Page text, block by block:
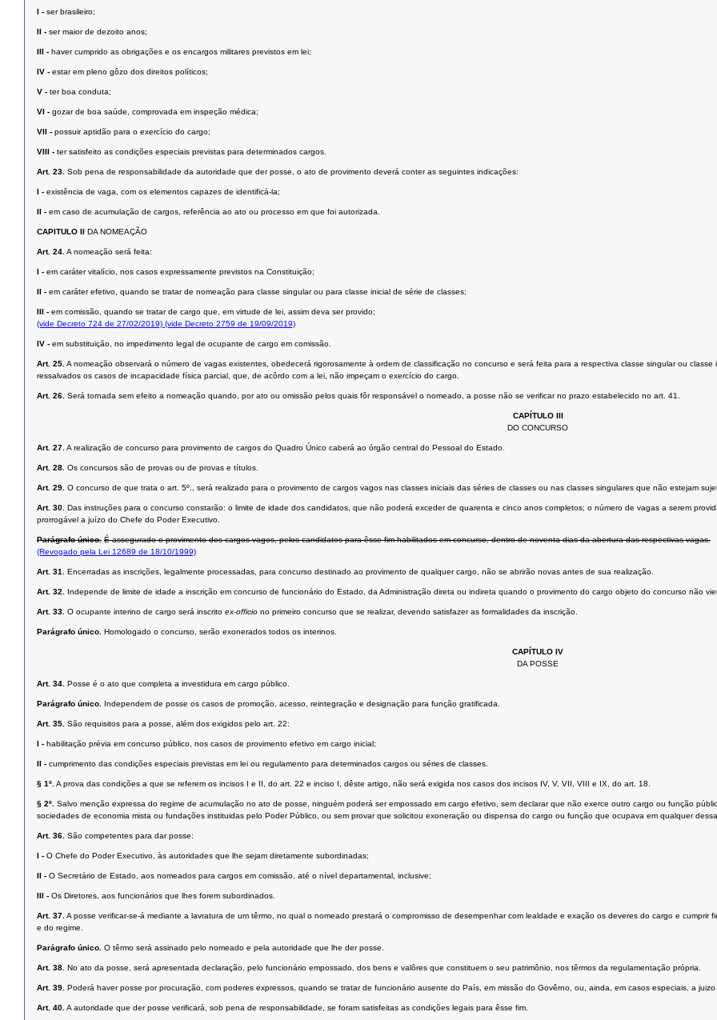
I - ser brasileiro;
II - ser maior de dezoito anos;
III - haver cumprido as obrigações e os encargos militares previstos em lei;
IV - estar em pleno gôzo dos direitos políticos;
V - ter boa conduta;
VI - gozar de boa saúde, comprovada em inspeção médica;
VII - possuir aptidão para o exercício do cargo;
VIII - ter satisfeito as condições especiais previstas para determinados cargos.
Art. 23. Sob pena de responsabilidade da autoridade que der posse, o ato de provimento deverá conter as seguintes indicações:
I - existência de vaga, com os elementos capazes de identificá-la;
II - em caso de acumulação de cargos, referência ao ato ou processo em que foi autorizada.
CAPITULO II DA NOMEAÇÃO
Art. 24. A nomeação será feita:
I - em caráter vitalício, nos casos expressamente previstos na Constituição;
II - em caráter efetivo, quando se tratar de nomeação para classe singular ou para classe inicial de série de classes;
III - em comissão, quando se tratar de cargo que, em virtude de lei, assim deva ser provido;
(vide Decreto 724 de 27/02/2019) (vide Decreto 2759 de 19/09/2019)
IV - em substituição, no impedimento legal de ocupante de cargo em comissão.
Art. 25. A nomeação observará o número de vagas existentes, obedecerá rigorosamente à ordem de classificação no concurso e será feita para a respectiva classe singular ou
ressalvados os casos de incapacidade física parcial, que, de acôrdo com a lei, não impeçam o exercício do cargo.
Art. 26. Será tornada sem efeito a nomeação quando, por ato ou omissão pelos quais fôr responsável o nomeado, a posse não se verificar no prazo estabelecido no art. 41.
CAPÍTULO III
DO CONCURSO
Art. 27. A realização de concurso para provimento de cargos do Quadro Único caberá ao órgão central do Pessoal do Estado.
Art. 28. Os concursos são de provas ou de provas e títulos.
Art. 29. O concurso de que trata o art. 5º., será realizado para o provimento de cargos vagos nas classes iniciais das séries de classes ou nas classes singulares que não estejam
Art. 30. Das instruções para o concurso constarão: o limite de idade dos candidatos, que não poderá exceder de quarenta e cinco anos completos; o número de vagas a serem
prorrogável a juízo do Chefe do Poder Executivo.
Parágrafo único. É assegurado o provimento dos cargos vagos, pelos candidatos para êsse fim habilitados em concurso, dentro de noventa dias da abertura das respectivas vagas.
(Revogado pela Lei 12689 de 18/10/1999)
Art. 31. Encerradas as inscrições, legalmente processadas, para concurso destinado ao provimento de qualquer cargo, não se abrirão novas antes de sua realização.
Art. 32. Independe de limite de idade a inscrição em concurso de funcionário do Estado, da Administração direta ou indireta quando o provimento do cargo objeto do concurso não
Art. 33. O ocupante interino de cargo será inscrito ex-officio no primeiro concurso que se realizar, devendo satisfazer as formalidades da inscrição.
Parágrafo único. Homologado o concurso, serão exonerados todos os interinos.
CAPÍTULO IV
DA POSSE
Art. 34. Posse é o ato que completa a investidura em cargo público.
Parágrafo único. Independem de posse os casos de promoção, acesso, reintegração e designação para função gratificada.
Art. 35. São requisitos para a posse, além dos exigidos pelo art. 22:
I - habilitação prévia em concurso público, nos casos de provimento efetivo em cargo inicial;
II - cumprimento das condições especiais previstas em lei ou regulamento para determinados cargos ou séries de classes.
§ 1º. A prova das condições a que se referem os incisos I e II, do art. 22 e inciso I, dêste artigo, não será exigida nos casos dos incisos IV, V, VII, VIII e IX, do art. 18.
§ 2º. Salvo menção expressa do regime de acumulação no ato de posse, ninguém poderá ser empossado em cargo efetivo, sem declarar que não exerce outro cargo ou função
sociedades de economia mista ou fundações instituidas pelo Poder Público, ou sem provar que solicitou exoneração ou dispensa do cargo ou função que ocupava em qualquer
Art. 36. São competentes para dar posse:
I - O Chefe do Poder Executivo, às autoridades que lhe sejam diretamente subordinadas;
II - O Secretário de Estado, aos nomeados para cargos em comissão, até o nível departamental, inclusive;
III - Os Diretores, aos funcionários que lhes forem subordinados.
Art. 37. A posse verificar-se-á mediante a lavratura de um têrmo, no qual o nomeado prestará o compromisso de desempenhar com lealdade e exação os deveres do cargo e
e do regime.
Parágrafo único. O têrmo será assinado pelo nomeado e pela autoridade que lhe der posse.
Art. 38. No ato da posse, será apresentada declaração, pelo funcionário empossado, dos bens e valôres que constituem o seu patrimônio, nos têrmos da regulamentação própria.
Art. 39. Poderá haver posse por procuração, com poderes expressos, quando se tratar de funcionário ausente do País, em missão do Govêrno, ou, ainda, em casos especiais, a
Art. 40. A autoridade que der posse verificará, sob pena de responsabilidade, se foram satisfeitas as condições legais para êsse fim.